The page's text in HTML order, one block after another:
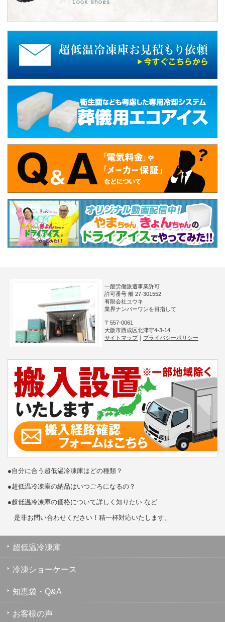
一般労働派遣事業許可
許可番号 般 27-301552
有限会社ユウキ
業界ナンバーワンを目指して
〒557-0061
大阪市西成区北津守4-3-14
サイトマップ
プライバシーポリシー
●自分に合う超低温冷凍庫はどの種類？
●超低温冷凍庫の納品はいつごろになるの？
●超低温冷凍庫の価格について詳しく知りたい など…
是非お問い合わせください！精一杯対応いたします。
超低温冷凍庫
冷凍ショーケース
知恵袋・Q&A
お客様の声